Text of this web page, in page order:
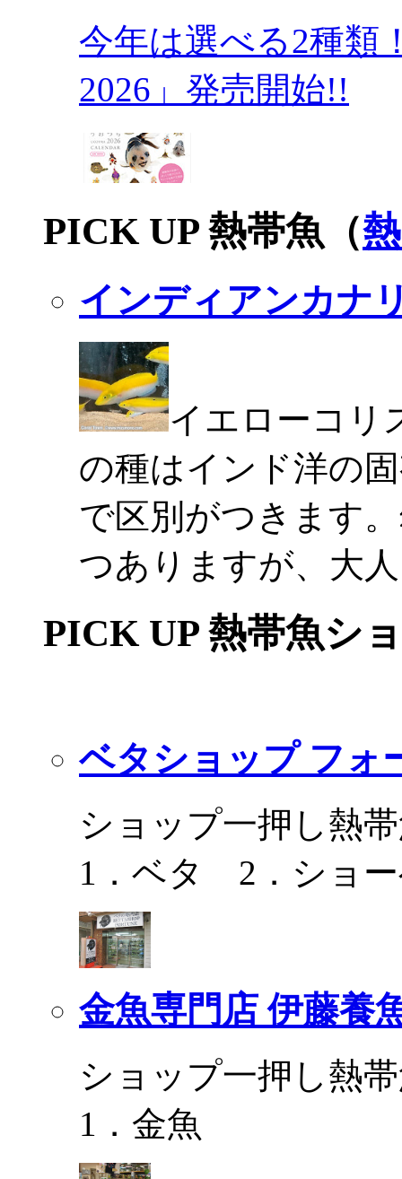
今年は選べる2種類
2026」発売開始!!
PICK UP 熱帯魚（
インディアンカナ
イエローコリ
の種はインド洋の
で区別がつきます
つありますが、大
PICK UP 熱帯魚シ
ベタショップ フォ
ショップ一押し熱
1．ベタ 2．ショ
金魚専門店 伊藤養
ショップ一押し熱
1．金魚